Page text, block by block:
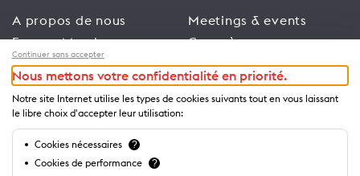
A propos de nous
Espace Membres
Emploi
Conditions générales
d’utilisation
Politique de
confidentialité
Meetings & events
Congrès
Trade
Espace Médias
Annonceurs
Brochures et guides
Continuer sans accepter
Nous mettons votre confidentialité en priorité.
Notre site Internet utilise les types de cookies suivants tout en vous laissant
le libre choix d'accepter leur utilisation:
Cookies nécessaires ?
Cookies de performance ?